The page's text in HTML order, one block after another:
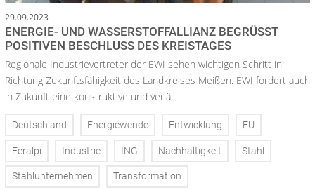
29.09.2023
ENERGIE- UND WASSERSTOFFALLIANZ BEGRÜSST P
OSITIVEN BESCHLUSS DES KREISTAGES
Regionale Industrievertreter der EWI sehen wichtigen Schritt in
Richtung Zukunftsfähigkeit des Landkreises Meißen. EWI fordert auch
in Zukunft eine konstruktive und verlä...
Deutschland Energiewende Entwicklung EU
Feralpi Industrie ING Nachhaltigkeit Stahl
Stahlunternehmen Transformation